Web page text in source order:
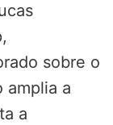
sobre o
amplia a
a